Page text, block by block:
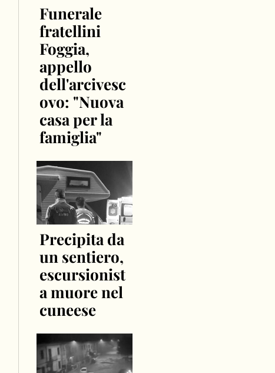
Funerale
fratellini
Foggia,
appello
dell'arcivesc
ovo: "Nuova
casa per la
famiglia"
Precipita da
un sentiero,
escursionist
a muore nel
cuneese